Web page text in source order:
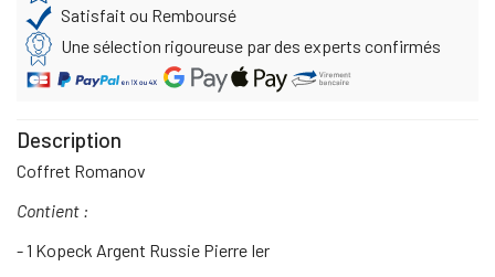
Satisfait ou Remboursé
Une sélection rigoureuse par des experts confirmés
Description
Coffret Romanov
Contient :
- 1 Kopeck Argent Russie Pierre Ier